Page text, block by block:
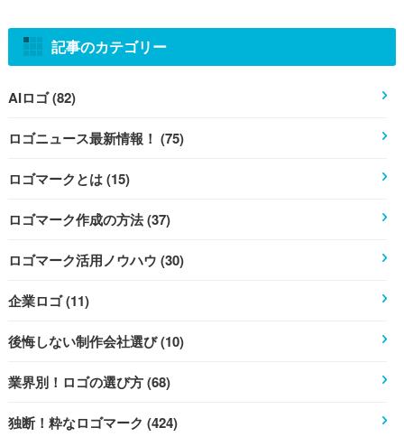
記事のカテゴリー
AIロゴ (82)
ロゴニュース最新情報！ (75)
ロゴマークとは (15)
ロゴマーク作成の方法 (37)
ロゴマーク活用ノウハウ (30)
企業ロゴ (11)
後悔しない制作会社選び (10)
業界別！ロゴの選び方 (68)
独断！粋なロゴマーク (424)